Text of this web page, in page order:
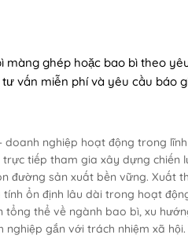
màng ghép hoặc bao bì theo
vấn miễn phí và yêu cầu báo
doanh nghiệp hoạt động trong
trực tiếp tham gia xây dựng chiến
đường sản xuất bền vững. Xuất
ổn định lâu dài trong hoạt
thể về ngành bao bì, xu
gắn với trách nhiệm xã hội.